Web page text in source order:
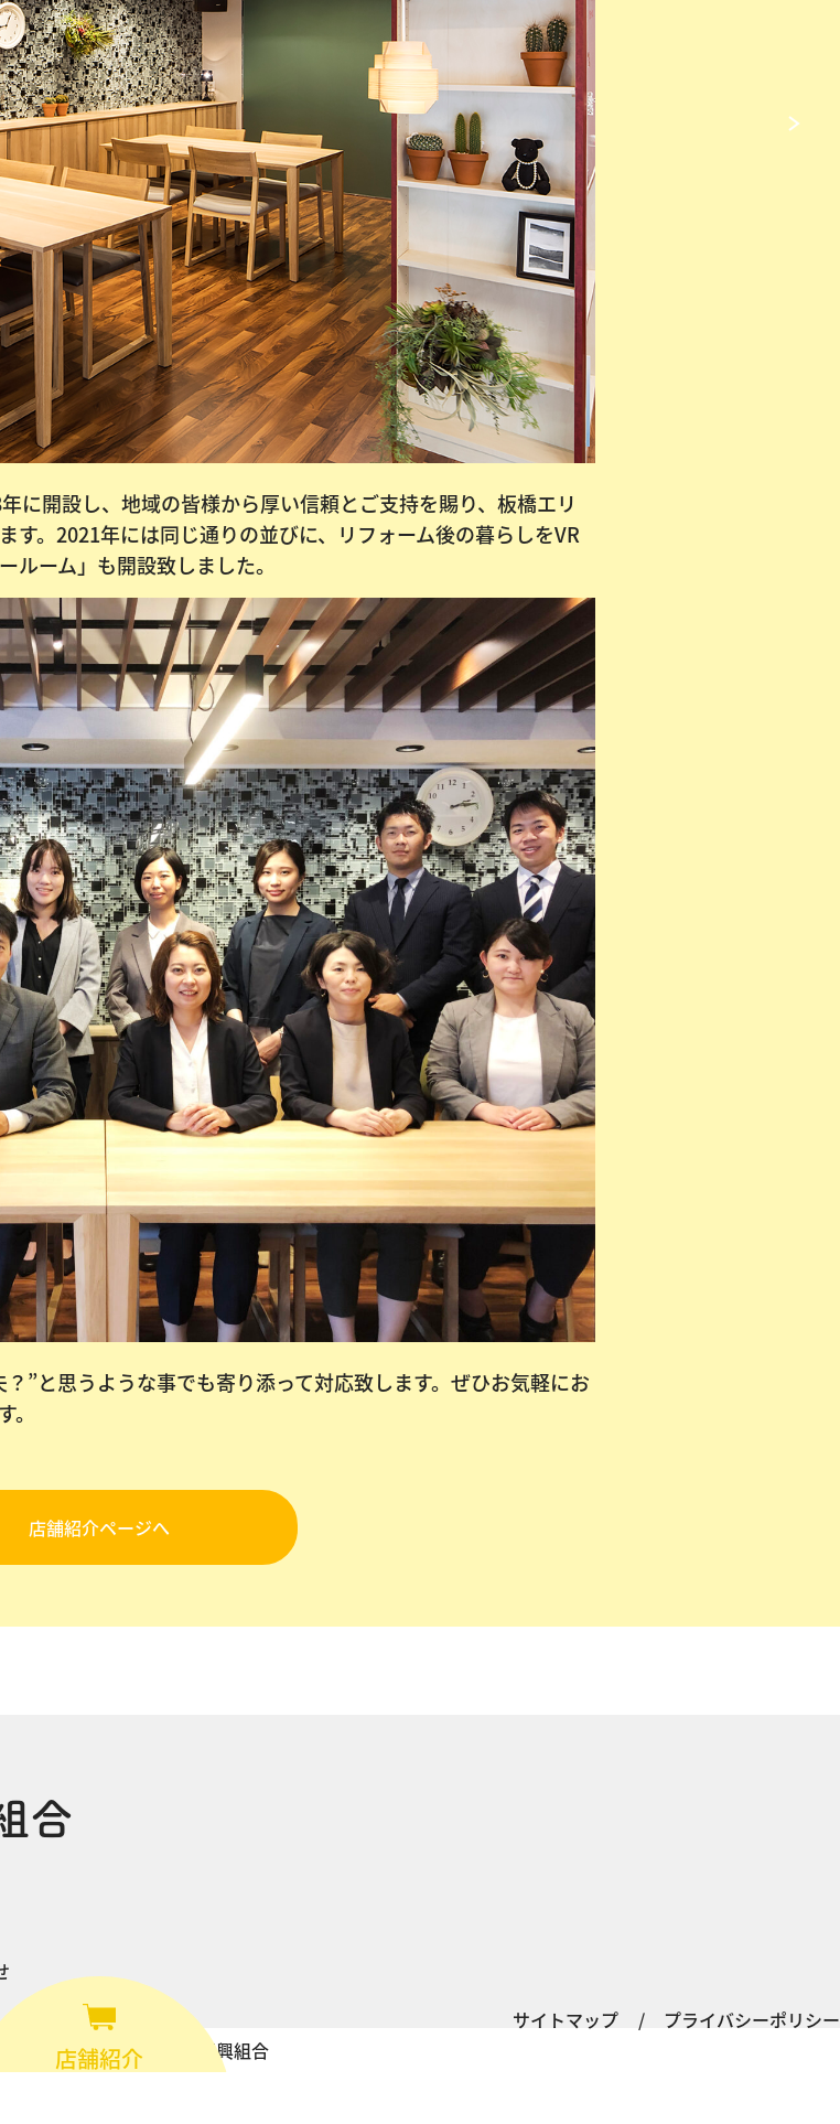
店舗紹介
に開設し、地域の皆様から厚い信頼とご支持を賜り、板橋エリ
す。2021年には同じ通りの並びに、リフォーム後の暮らしをVR
ルーム」も開設致しました。
”と思うような事でも寄り添って対応致します。ぜひお気軽にお
店舗紹介ページへ
合
サイトマップ
/
プライバシーポリシー
2026 常盤台駅前商店街振興組合